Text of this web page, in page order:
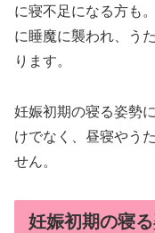
に寝不足になる方も
に睡魔に襲われ、う
ります。
妊娠初期の寝る姿勢
けでなく、昼寝やう
せん。
妊娠初期の寝